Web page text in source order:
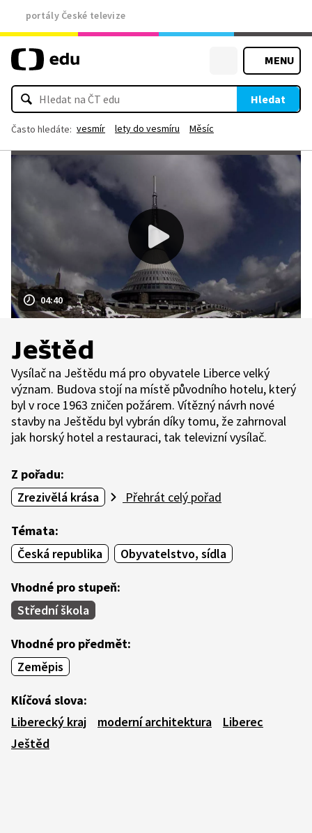
portály České televize
MENU
Hledat
Často hledáte: vesmír lety do vesmíru Měsíc
04:40
Ještěd
Vysílač na Ještědu má pro obyvatele Liberce velký
význam. Budova stojí na místě původního hotelu, který
byl v roce 1963 zničen požárem. Vítězný návrh nové
stavby na Ještědu byl vybrán díky tomu, že zahrnoval
jak horský hotel a restauraci, tak televizní vysílač.
Z pořadu:
Zrezivělá krása
Přehrát celý pořad
Témata:
Česká republika
Obyvatelstvo, sídla
Vhodné pro stupeň:
Střední škola
Vhodné pro předmět:
Zeměpis
Klíčová slova:
Liberecký kraj
moderní architektura
Liberec
Ještěd